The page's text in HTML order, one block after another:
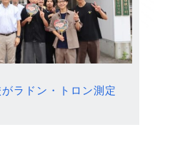
ラドン・トロン測定